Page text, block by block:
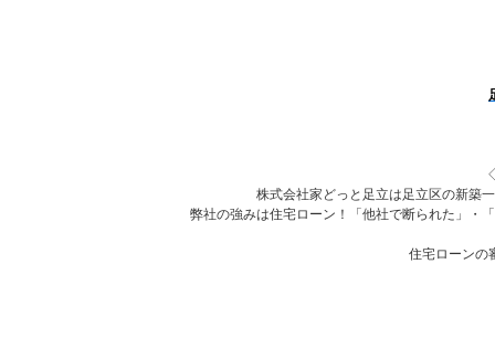
株式会社家どっと足立は足立区の新築
弊社の強みは住宅ローン！「他社で断られた」・
住宅ローンの